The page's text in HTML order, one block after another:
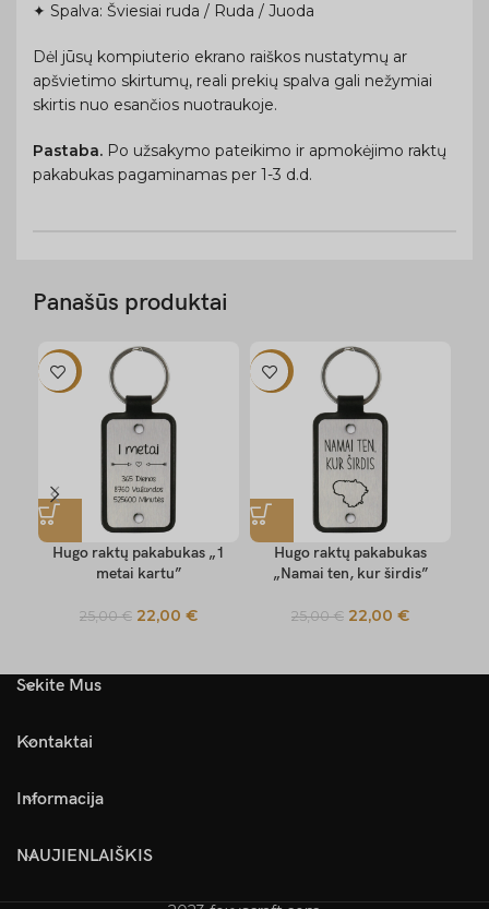
✦ Spalva: Šviesiai ruda / Ruda / Juoda
Dėl jūsų kompiuterio ekrano raiškos nustatymų ar
apšvietimo skirtumų, reali prekių spalva gali nežymiai
skirtis nuo esančios nuotraukoje.
Pastaba. Po užsakymo pateikimo ir apmokėjimo raktų
pakabukas pagaminamas per 1-3 d.d.
Panašūs produktai
-12%
Hugo raktų pakabukas „1
metai kartu”
25,00€ 22,00 €
-12%
Hugo raktų pakabukas
„Namai ten, kur širdis”
25,00€ 22,00 €
Sekite Mus
Kontaktai
Informacija
NAUJIENLAIŠKIS